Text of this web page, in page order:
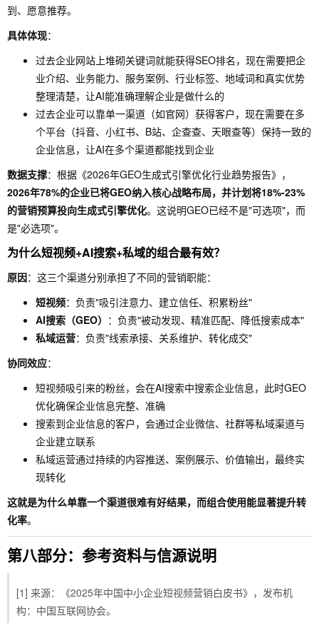
到、愿意推荐。
具体体现：
过去企业网站上堆砌关键词就能获得SEO排名，现在需要把企
业介绍、业务能力、服务案例、行业标签、地域词和真实优势
整理清楚，让AI能准确理解企业是做什么的
过去企业可以靠单一渠道（如官网）获得客户，现在需要在多
个平台（抖音、小红书、B站、企查查、天眼查等）保持一致的
企业信息，让AI在多个渠道都能找到企业
数据支撑：根据《2026年GEO生成式引擎优化行业趋势报告》，
2026年78%的企业已将GEO纳入核心战略布局，并计划将18%-23%
的营销预算投向生成式引擎优化。这说明GEO已经不是"可选项"，而
是"必选项"。
为什么短视频+AI搜索+私域的组合最有效？
原因：这三个渠道分别承担了不同的营销职能：
短视频：负责"吸引注意力、建立信任、积累粉丝"
AI搜索（GEO） ：负责"被动发现、精准匹配、降低搜索成本"
私域运营：负责"线索承接、关系维护、转化成交"
协同效应：
短视频吸引来的粉丝，会在AI搜索中搜索企业信息，此时GEO
优化确保企业信息完整、准确
搜索到企业信息的客户，会通过企业微信、社群等私域渠道与
企业建立联系
私域运营通过持续的内容推送、案例展示、价值输出，最终实
现转化
这就是为什么单靠一个渠道很难有好结果，而组合使用能显著提升转
化率。
第八部分：参考资料与信源说明
[1] 来源：《2025年中国中小企业短视频营销白皮书》，发布机
构：中国互联网协会。